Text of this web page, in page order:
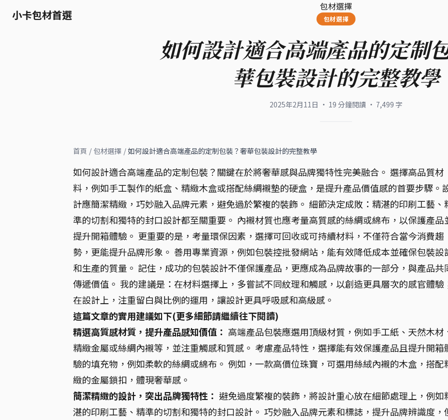
小卡包材首選
包材選擇
包材選擇
如何設計適合高端產品的定制
華包裝設計的完整教學
2025年2月11日 · 19 分鐘閱讀 · 7,499 字
首頁 / 包材選擇 / 如何設計適合高端產品的定制包裝？奢華包裝設計的完整教學
如何設計適合高端產品的定制包裝？關鍵在於將奢華感與品牌獨特性完美融合。 選擇高品質材
料，例如手工製作的紙盒、精緻木盒或搭配絲綢襯墊的硬盒，是提升產品價值感的首要步驟。
計應簡潔精緻，巧妙融入品牌元素，避免過於繁複的裝飾。 細節決定成敗：精湛的印刷工藝、
準的切割和獨特的封口設計都至關重要。 內襯材質也應考量高質感的絲綢或綿布，以保護產品
提升開箱體驗。 更重要的是，考量環保因素，選擇可回收或可持續材料，不僅符合當今消費趨
勢，更能提升品牌形象。 善用專業資源，例如包裝控批發網站，能有效降低成本並確保包裝設
和生產的質量。 記住，成功的包裝設計不僅保護產品，更應成為品牌故事的一部分，與產品共
傳遞價值。 我的建議是：在材料選擇上，多嘗試不同紋理和觸感，以創造更具層次的感官體驗
在設計上，注重留白與比例的運用，讓設計更具呼吸感和高級感。
這篇文章的實用建議如下(更多細節請繼續往下閱讀)
精選高質感材質，提升產品感知價值： 高端產品包裝應選用頂級材質，例如手工紙、天然木材
精緻金屬或絲綢內襯等，並注重觸感和質感。 考慮產品特性，選擇能有效保護產品且提升開箱
驗的填充物，例如柔軟的絲綢或綿布。 例如，一款高價位珠寶，可選用絲絨內襯的木盒，搭配
緻的金屬鎖扣，體現奢華感。
簡潔精緻的設計，突出品牌獨特性： 避免過度繁複的裝飾，將設計重心放在細節處理上，例如
湛的印刷工藝、精準的切割和獨特的封口設計。 巧妙融入品牌元素和標誌，提升品牌辨識度，